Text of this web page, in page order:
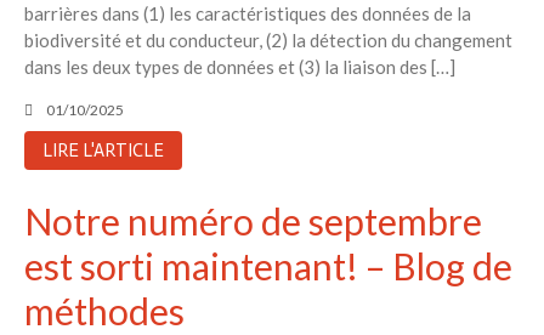
barrières dans (1) les caractéristiques des données de la
biodiversité et du conducteur, (2) la détection du changement
dans les deux types de données et (3) la liaison des […]
01/10/2025
LIRE L'ARTICLE
Notre numéro de septembre
est sorti maintenant! – Blog de
méthodes